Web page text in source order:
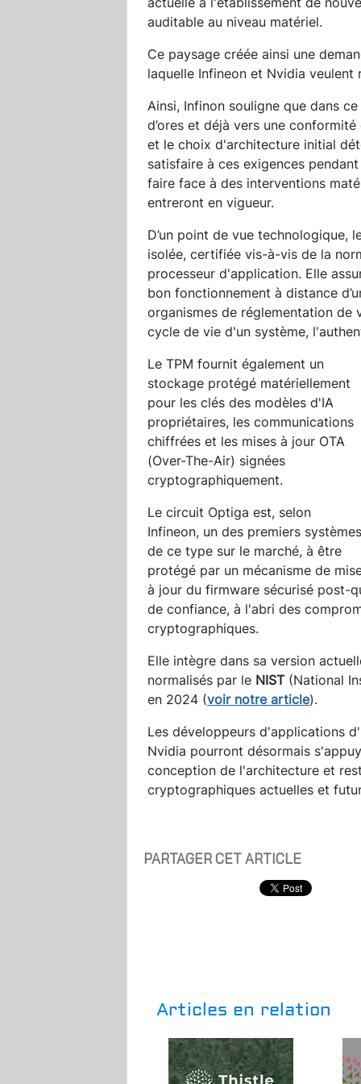
auditable au niveau matériel.
Ce paysage créée ainsi une
laquelle Infineon et Nvidia veulent
Ainsi, Infinon souligne que dans
d’ores et déjà vers une
et le choix d'architecture initial
satisfaire à ces exigences
faire face à des interventions
entreront en vigueur.
D’un point de vue technologique,
isolée, certifiée vis-à-vis de la
processeur d'application. Elle
bon fonctionnement à distance
organismes de réglementation
cycle de vie d'un système,
Le TPM fournit également un
stockage protégé matériellement
pour les clés des modèles d'IA
propriétaires, les communications
chiffrées et les mises à jour OTA
(Over-The-Air) signées
cryptographiquement.
Le circuit Optiga est, selon
Infineon, un des premiers systèmes
de ce type sur le marché, à être
protégé par un mécanisme de
à jour du firmware sécurisé post-
de confiance, à l'abri des
cryptographiques.
Elle intègre dans sa version
normalisés par le NIST(National
en 2024 (voir notre article).
Les développeurs d'applications
Nvidia pourront désormais
conception de l'architecture et
cryptographiques actuelles et
PARTAGER CET ARTICLE
Articles en relation